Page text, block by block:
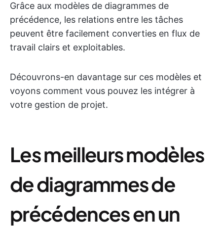
Grâce aux modèles de diagrammes de
précédence, les relations entre les tâches
peuvent être facilement converties en flux de
travail clairs et exploitables.
Découvrons-en davantage sur ces modèles et
voyons comment vous pouvez les intégrer à
votre gestion de projet.
Les meilleurs modèles
de diagrammes de
précédences en un